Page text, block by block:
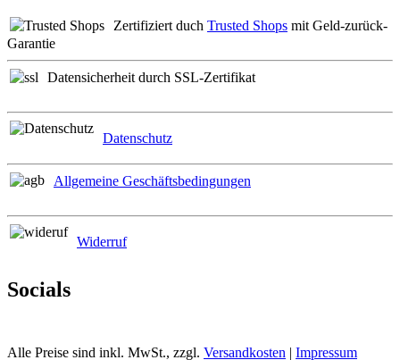
Zertifiziert duch Trusted Shops mit Geld-zurück-
Garantie
Datensicherheit durch SSL-Zertifikat
Datenschutz
Allgemeine Geschäftsbedingungen
Widerruf
Socials
Alle Preise sind inkl. MwSt., zzgl. Versandkosten | Impressum